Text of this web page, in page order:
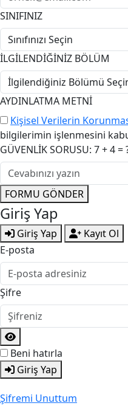
SINIFINIZ
İLGİLENDİĞİNİZ BÖLÜM
AYDINLATMA METNİ
Kişisel Verilerin
bilgilerimin işlenmesini
GÜVENLİK SORUSU: 7 + 4 =
FORMU GÖNDER
Giriş Yap
Giriş Yap
Kayıt Ol
E-posta
Şifre
Beni hatırla
Giriş Yap
Şifremi Unuttum